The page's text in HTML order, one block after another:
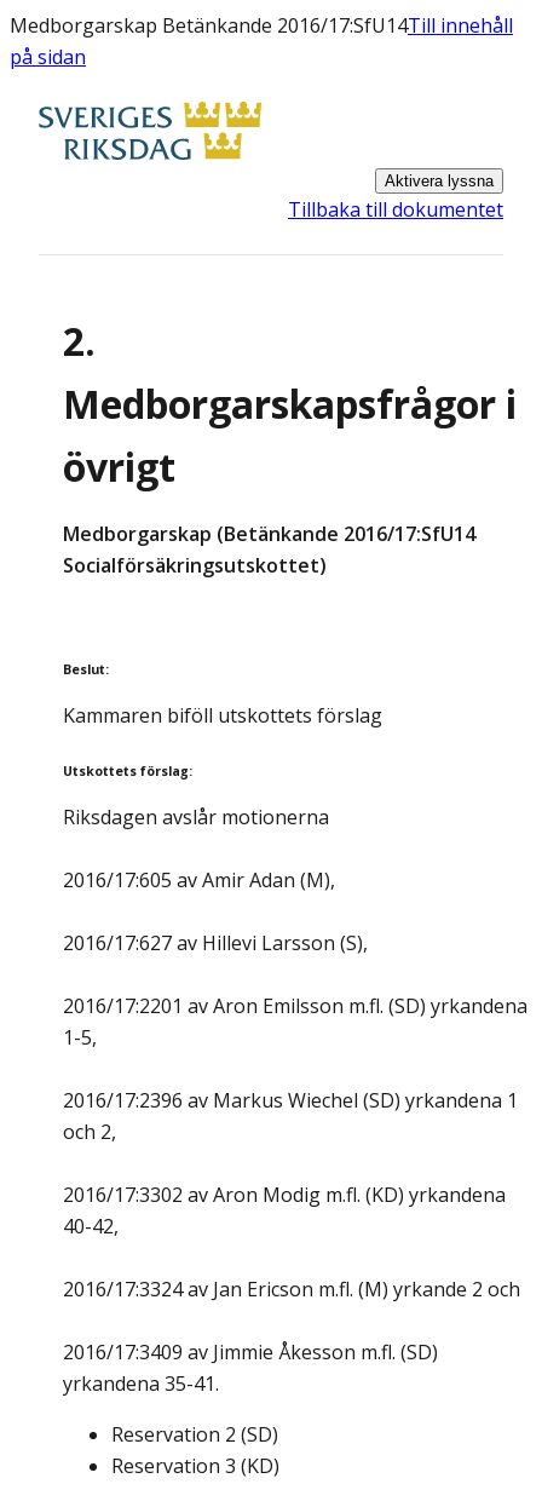
Medborgarskap Betänkande 2016/17:SfU14Till innehåll
på sidan
Aktivera lyssna
Tillbaka till dokumentet
2.
Medborgarskapsfrågor i
övrigt
Medborgarskap (Betänkande 2016/17:SfU14
Socialförsäkringsutskottet)
Beslut:
Kammaren biföll utskottets förslag
Utskottets förslag:
Riksdagen avslår motionerna
2016/17:605 av Amir Adan (M),
2016/17:627 av Hillevi Larsson (S),
2016/17:2201 av Aron Emilsson m.fl. (SD) yrkandena
1-5,
2016/17:2396 av Markus Wiechel (SD) yrkandena 1
och 2,
2016/17:3302 av Aron Modig m.fl. (KD) yrkandena
40-42,
2016/17:3324 av Jan Ericson m.fl. (M) yrkande 2 och
2016/17:3409 av Jimmie Åkesson m.fl. (SD)
yrkandena 35-41.
Reservation 2 (SD)
Reservation 3 (KD)